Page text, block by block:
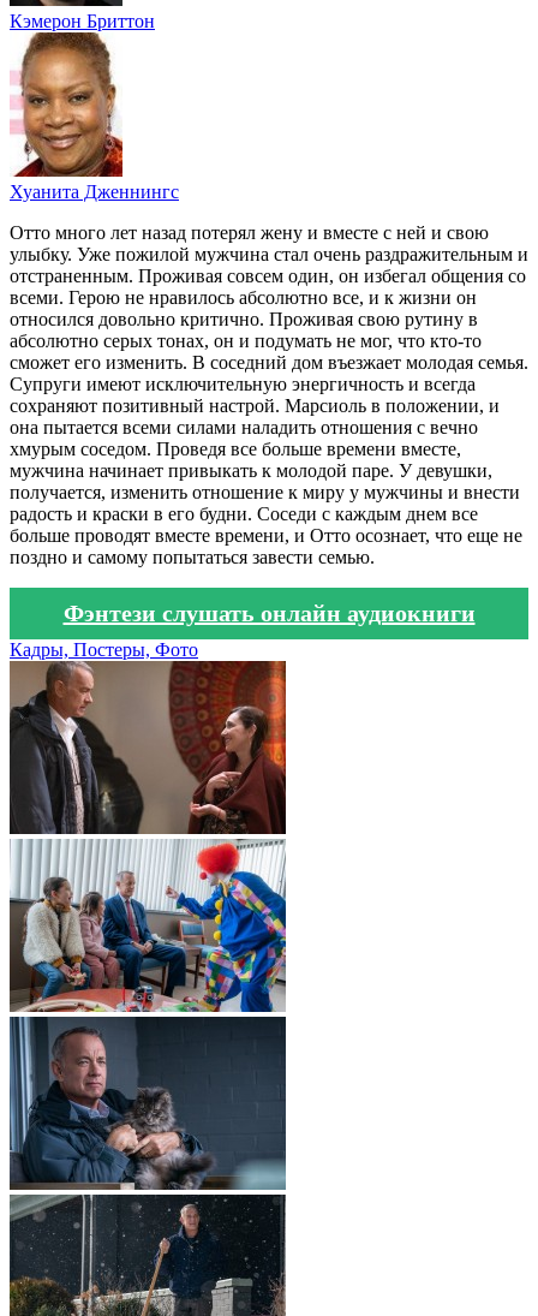
Кэмерон Бриттон
Хуанита Дженнингс
Отто много лет назад потерял жену и вместе с ней и свою
улыбку. Уже пожилой мужчина стал очень раздражительным и
отстраненным. Проживая совсем один, он избегал общения со
всеми. Герою не нравилось абсолютно все, и к жизни он
относился довольно критично. Проживая свою рутину в
абсолютно серых тонах, он и подумать не мог, что кто-то
сможет его изменить. В соседний дом въезжает молодая семья.
Супруги имеют исключительную энергичность и всегда
сохраняют позитивный настрой. Марсиоль в положении, и
она пытается всеми силами наладить отношения с вечно
хмурым соседом. Проведя все больше времени вместе,
мужчина начинает привыкать к молодой паре. У девушки,
получается, изменить отношение к миру у мужчины и внести
радость и краски в его будни. Соседи с каждым днем все
больше проводят вместе времени, и Отто осознает, что еще не
поздно и самому попытаться завести семью.
Фэнтези слушать онлайн аудиокниги
Кадры, Постеры, Фото